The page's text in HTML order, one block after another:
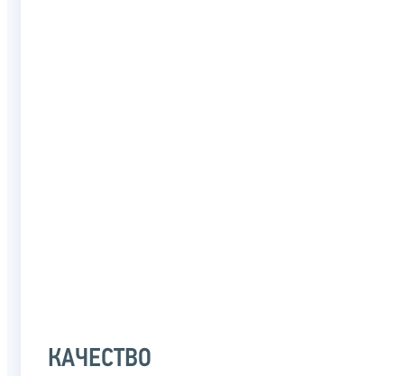
КАЧЕСТВО